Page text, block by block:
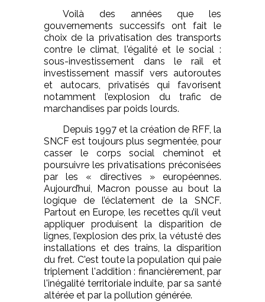
Voilà des années que les
gouvernements successifs ont fait le
choix de la privatisation des transports
contre le climat, l'égalité et le social :
sous-investissement dans le rail et
investissement massif vers autoroutes
et autocars, privatisés qui favorisent
notamment l’explosion du trafic de
marchandises par poids lourds.
Depuis 1997 et la création de RFF, la
SNCF est toujours plus segmentée, pour
casser le corps social cheminot et
poursuivre les privatisations préconisées
par les « directives » européennes.
Aujourd’hui, Macron pousse au bout la
logique de l’éclatement de la SNCF.
Partout en Europe, les recettes qu’il veut
appliquer produisent la disparition de
lignes, l’explosion des prix, la vétusté des
installations et des trains, la disparition
du fret. C'est toute la population qui paie
triplement l'addition : financièrement, par
l'inégalité territoriale induite, par sa santé
altérée et par la pollution générée.